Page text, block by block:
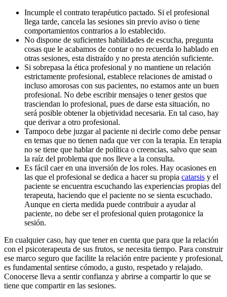
Incumple el contrato terapéutico pactado. Si el profesional
llega tarde, cancela las sesiones sin previo aviso o tiene
comportamientos contrarios a lo establecido.
No dispone de suficientes habilidades de escucha, pregunta
cosas que le acabamos de contar o no recuerda lo hablado en
otras sesiones, esta distraído y no presta atención suficiente.
Si sobrepasa la ética profesional y no mantiene un relación
estrictamente profesional, establece relaciones de amistad o
incluso amorosas con sus pacientes, no estamos ante un buen
profesional. No debe escribir mensajes o tener gestos que
trasciendan lo profesional, pues de darse esta situación, no
será posible obtener la objetividad necesaria. En tal caso, hay
que derivar a otro profesional.
Tampoco debe juzgar al paciente ni decirle como debe pensar
en temas que no tienen nada que ver con la terapia. En terapia
no se tiene que hablar de política o creencias, salvo que sean
la raíz del problema que nos lleve a la consulta.
Es fácil caer en una inversión de los roles. Hay ocasiones en
las que el profesional se dedica a hacer su propia catarsis y el
paciente se encuentra escuchando las experiencias propias del
terapeuta, haciendo que el paciente no se sienta escuchado.
Aunque en cierta medida puede contribuir a ayudar al
paciente, no debe ser el profesional quien protagonice la
sesión.
En cualquier caso, hay que tener en cuenta que para que la relación
con el psicoterapeuta de sus frutos, se necesita tiempo. Para construir
ese marco seguro que facilite la relación entre paciente y profesional,
es fundamental sentirse cómodo, a gusto, respetado y relajado.
Conocerse lleva a sentir confianza y abrirse a compartir lo que se
tiene que compartir en las sesiones.